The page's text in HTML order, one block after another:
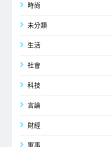
時尚
未分類
生活
社會
科技
言論
財經